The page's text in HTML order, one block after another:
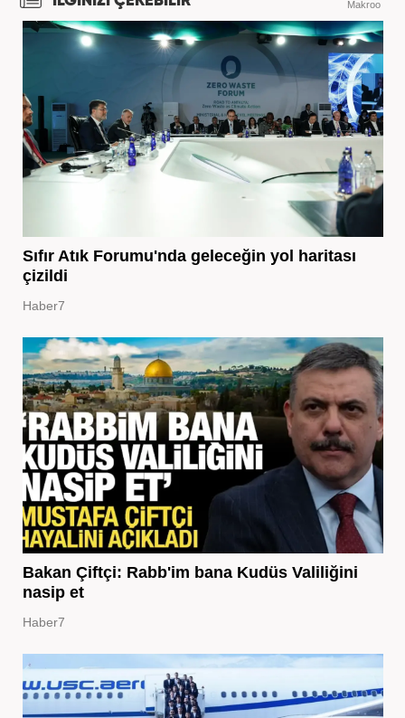
Makroo
Sıfır Atık Forumu'nda geleceğin yol haritası
çizildi
Haber7
Bakan Çiftçi: Rabb'im bana Kudüs Valiliğini
nasip et
Haber7